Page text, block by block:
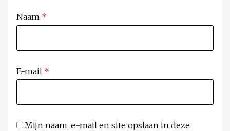
Naam *
E-mail *
Mijn naam, e-mail en site opslaan in deze